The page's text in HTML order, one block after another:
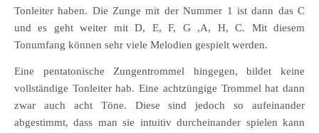
Tonleiter haben. Die Zunge mit der Nummer 1 ist dann das C
und es geht weiter mit D, E, F, G ,A, H, C. Mit diesem
Tonumfang können sehr viele Melodien gespielt werden.
Eine pentatonische Zungentrommel hingegen, bildet keine
vollständige Tonleiter hab. Eine achtzüngige Trommel hat dann
zwar auch acht Töne. Diese sind jedoch so aufeinander
abgestimmt, dass man sie intuitiv durcheinander spielen kann